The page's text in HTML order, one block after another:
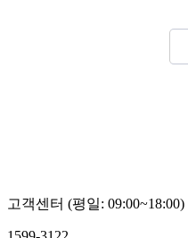
고객센터 (평일: 09:00~18:00)